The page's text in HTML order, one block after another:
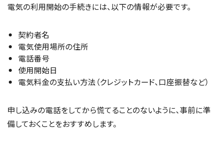
電気の利用開始の手続きには、以下の情報が必要です。
契約者名
電気使用場所の住所
電話番号
使用開始日
電気料金の支払い方法（クレジットカード、口座振替など）
申し込みの電話をしてから慌てることのないように、事前に準
備しておくことをおすすめします。